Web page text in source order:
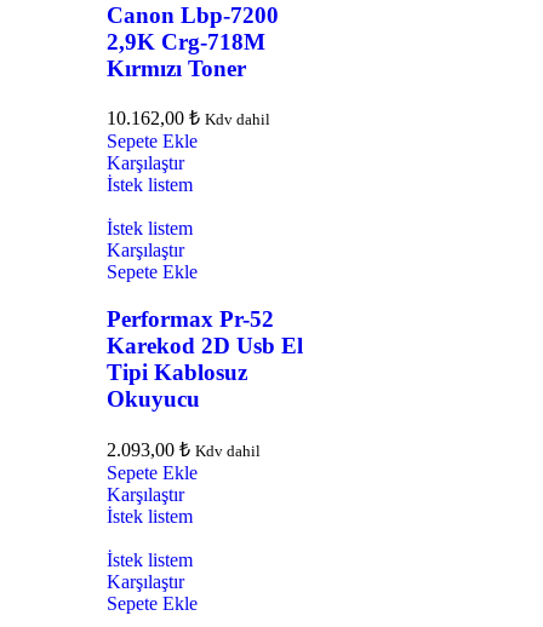
Canon Lbp-7200
2,9K Crg-718M
Kırmızı Toner
10.162,00 ₺ Kdv dahil
Sepete Ekle
Karşılaştır
İstek listem
İstek listem
Karşılaştır
Sepete Ekle
Performax Pr-52
Karekod 2D Usb El
Tipi Kablosuz
Okuyucu
2.093,00 ₺ Kdv dahil
Sepete Ekle
Karşılaştır
İstek listem
İstek listem
Karşılaştır
Sepete Ekle